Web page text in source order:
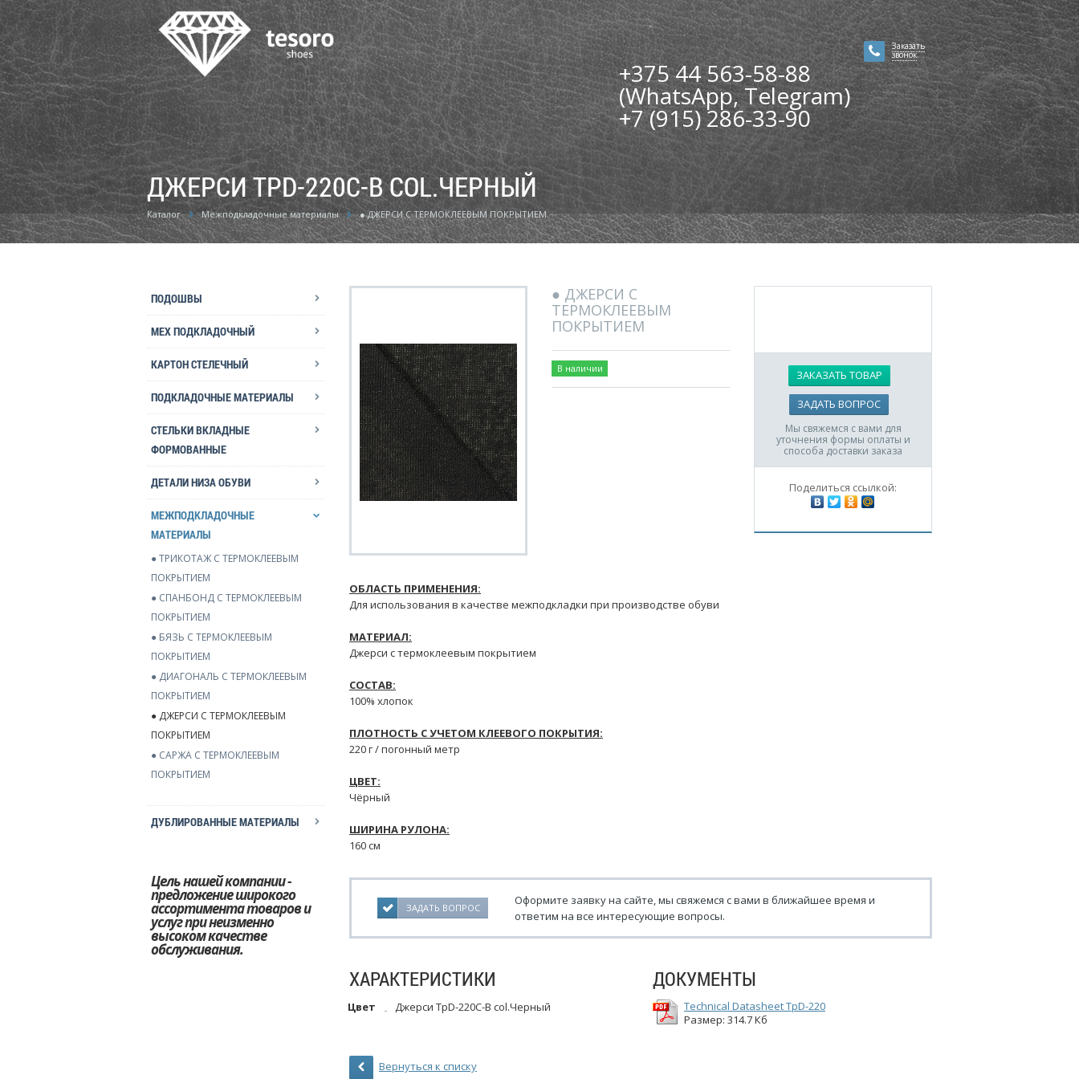
Заказать
звонок
+375 44 563-58-88
(WhatsApp, Telegram)
+7 (915) 286-33-90
ДЖЕРСИ TPD-220C-B COL.ЧЕРНЫЙ
Каталог Межподкладочные материалы ● ДЖЕРСИ С ТЕРМОКЛЕЕВЫМ ПОКРЫТИЕМ
ПОДОШВЫ
МЕХ ПОДКЛАДОЧНЫЙ
КАРТОН СТЕЛЕЧНЫЙ
ПОДКЛАДОЧНЫЕ МАТЕРИАЛЫ
СТЕЛЬКИ ВКЛАДНЫЕ
ФОРМОВАННЫЕ
ДЕТАЛИ НИЗА ОБУВИ
МЕЖПОДКЛАДОЧНЫЕ
МАТЕРИАЛЫ
● ТРИКОТАЖ С ТЕРМОКЛЕЕВЫМ
ПОКРЫТИЕМ
● СПАНБОНД С ТЕРМОКЛЕЕВЫМ
ПОКРЫТИЕМ
● БЯЗЬ С ТЕРМОКЛЕЕВЫМ
ПОКРЫТИЕМ
● ДИАГОНАЛЬ С ТЕРМОКЛЕЕВЫМ
ПОКРЫТИЕМ
● ДЖЕРСИ С ТЕРМОКЛЕЕВЫМ
ПОКРЫТИЕМ
● САРЖА С ТЕРМОКЛЕЕВЫМ
ПОКРЫТИЕМ
ДУБЛИРОВАННЫЕ МАТЕРИАЛЫ
Цель нашей компании -
предложение широкого
ассортимента товаров и
услуг при неизменно
высоком качестве
обслуживания.
● ДЖЕРСИ С
ТЕРМОКЛЕЕВЫМ
ПОКРЫТИЕМ
В наличии
ЗАКАЗАТЬ ТОВАР
ЗАДАТЬ ВОПРОС
Мы свяжемся с вами для
уточнения формы оплаты и
способа доставки заказа
Поделиться ссылкой:
ОБЛАСТЬ ПРИМЕНЕНИЯ:
Для использования в качестве межподкладки при производстве обуви
МАТЕРИАЛ:
Джерси с термоклеевым покрытием
СОСТАВ:
100% хлопок
ПЛОТНОСТЬ С УЧЕТОМ КЛЕЕВОГО ПОКРЫТИЯ:
220 г / погонный метр
ЦВЕТ:
Чёрный
ШИРИНА РУЛОНА:
160 см
ЗАДАТЬ ВОПРОС
Оформите заявку на сайте, мы свяжемся с вами в ближайшее время и
ответим на все интересующие вопросы.
ХАРАКТЕРИСТИКИ
Цвет Джерси TpD-220C-B col.Черный
ДОКУМЕНТЫ
Technical Datasheet TpD-220
Размер: 314.7 Кб
Вернуться к списку